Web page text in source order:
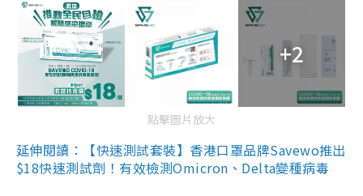
+2
點擊圖片放大
延伸閱讀：【快速測試套裝】香港口罩品牌Savewo推出
$18快速測試劑！有效檢測Omicron、Delta變種病毒